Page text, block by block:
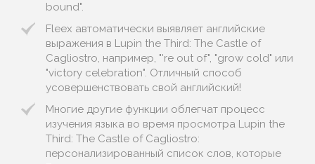
bound".
Fleex автоматически выявляет английские
выражения в Lupin the Third: The Castle of
Cagliostro, например, "'re out of", "grow cold" или
"victory celebration". Отличный способ
усовершенствовать свой английский!
Многие другие функции облегчат процесс
изучения языка во время просмотра Lupin the
Third: The Castle of Cagliostro:
персонализированный список слов, которые